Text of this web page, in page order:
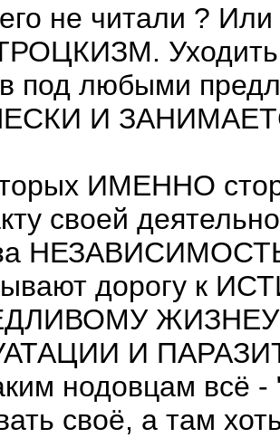
не читали ?
Уходить
под любыми
И
ИМЕННО
своей
дорогу к
И
нодовцам всё -
своё, а там